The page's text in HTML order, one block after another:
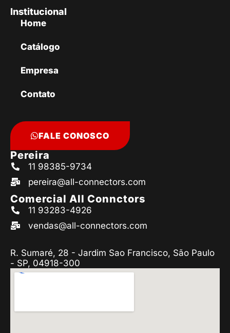
Institucional
Home
Catálogo
Empresa
Contato
FALE CONOSCO
Pereira
11 98385-9734
pereira@all-connectors.com
Comercial All Connctors
11 93283-4926
vendas@all-connectors.com
R. Sumaré, 28 - Jardim Sao Francisco, São Paulo
- SP, 04918-300